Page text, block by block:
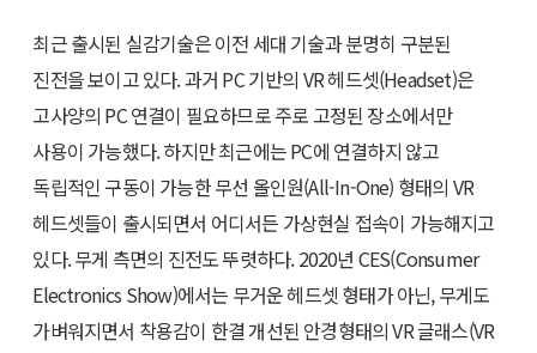
최근 출시된 실감기술은 이전 세대 기술과 분명히 구분된
진전을 보이고 있다. 과거 PC 기반의 VR 헤드셋(Headset)은
고사양의 PC 연결이 필요하므로 주로 고정된 장소에서만
사용이 가능했다. 하지만 최근에는 PC에 연결하지 않고
독립적인 구동이 가능한 무선 올인원(All-In-One) 형태의 VR
헤드셋들이 출시되면서 어디서든 가상현실 접속이 가능해지고
있다. 무게 측면의 진전도 뚜렷하다. 2020년 CES(Consumer
Electronics Show)에서는 무거운 헤드셋 형태가 아닌, 무게도
가벼워지면서 착용감이 한결 개선된 안경형태의 VR 글래스(VR